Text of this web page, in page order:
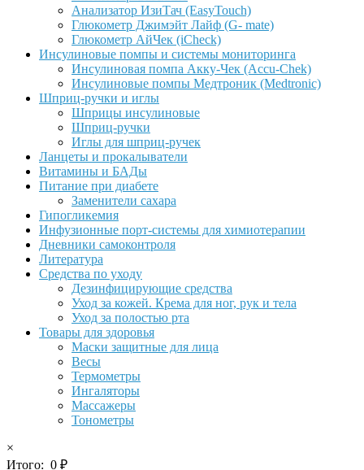
Анализатор ИзиТач (EasyTouch)
Глюкометр Джимэйт Лайф (G- mate)
Глюкометр АйЧек (iCheck)
Инсулиновые помпы и системы мониторинга
Инсулиновая помпа Акку-Чек (Accu-Chek)
Инсулиновые помпы Медтроник (Medtronic)
Шприц-ручки и иглы
Шприцы инсулиновые
Шприц-ручки
Иглы для шприц-ручек
Ланцеты и прокалыватели
Витамины и БАДы
Питание при диабете
Заменители сахара
Гипогликемия
Инфузионные порт-системы для химиотерапии
Дневники самоконтроля
Литература
Средства по уходу
Дезинфицирующие средства
Уход за кожей. Крема для ног, рук и тела
Уход за полостью рта
Товары для здоровья
Маски защитные для лица
Весы
Термометры
Ингаляторы
Массажеры
Тонометры
×
Итого: 0 ₽